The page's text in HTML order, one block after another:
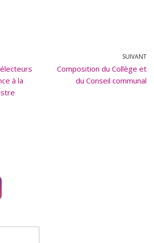
à la
SUIVANT
Composition du Collège et
du Conseil communal